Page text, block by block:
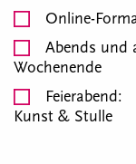
Online-
Abends und
Wochenende
Feierabend:
Kunst & Stulle